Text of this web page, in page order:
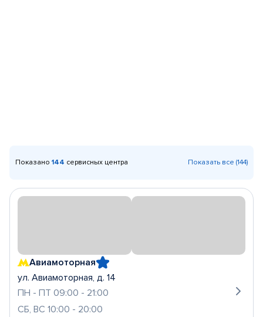
Показано 144 сервисных центра Показать все (144)
Авиамоторная
ул. Авиамоторная, д. 14
ПН - ПТ 09:00 - 21:00
СБ, ВС 10:00 - 20:00